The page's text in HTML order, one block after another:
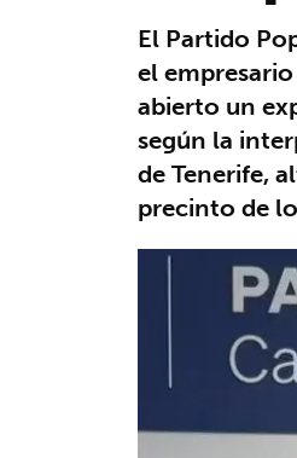
El Partido
el
abierto un
según la
de Tenerife,
precinto de